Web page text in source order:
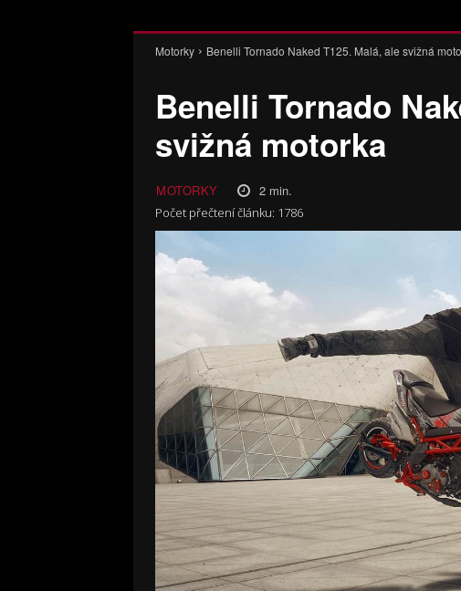
Motorky Benelli Tornado Naked T125. Malá, ale svižná
Benelli Tornado
svižná motorka
MOTORKY 2min.
Počet přečtení článku: 1786